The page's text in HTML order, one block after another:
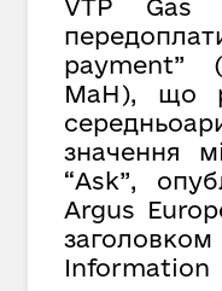
VTP Gas
payment”
MaH), що
значення
“Ask”,
Argus